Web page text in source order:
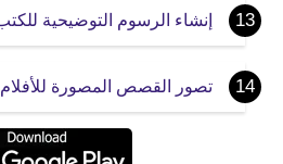
إنشاء الرسوم التوضيحية
تصور القصص المصورة للأفلام